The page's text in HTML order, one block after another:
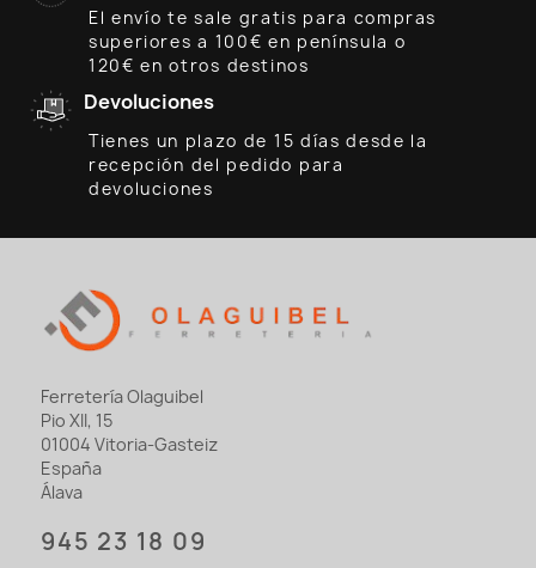
El envío te sale gratis para compras
superiores a 100€ en península o
120€ en otros destinos
Devoluciones
Tienes un plazo de 15 días desde la
recepción del pedido para
devoluciones
Ferretería Olaguibel
Pio XII, 15
01004 Vitoria-Gasteiz
España
Álava
945 23 18 09